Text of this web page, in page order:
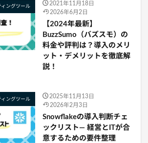
ィングツール
2021年11月18日
2026年6月2日
【2024年最新】
BuzzSumo（バズスモ）の
料金や評判は？導入のメリ
ット・デメリットを徹底解
説！
ィングツール
2025年11月13日
2026年2月3日
Snowflakeの導入判断チェ
ックリスト— 経営とITが合
意するための要件整理